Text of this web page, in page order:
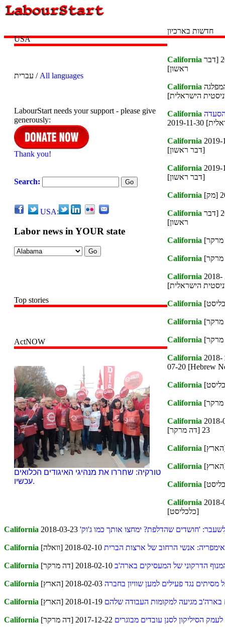
USA
עברית / All languages
LabourStart needs your support - please give
generously:
Thank you!
Search:
USA:
Labor news in YOUR state
Top stories
ActNOW
טורקיה: שחררו את מנהיגי האיגודים הכלואים
עכשיו.
חדשות בארכיון
California 2020-04-19 [דבר
ראשון]
California 17 [המפלגה
הישראלית]
California
California 2019-
[דבר ראשון]
California 2019-
[דבר ראשון]
California
California 2019-10-09 [דבר
ראשון]
California
California
California 2018-
California
California
California
California 2018-
07-20 [Hebrew
California
California
California 2018-
23 [דה מרקר]
California
California
California
California 2018-
[כלכליסט]
California לשעבר: 'חושדים שהדלפת? ימחצו אותך כמו ג'וק'
California אנשי הרחוב של ארצות הברית
California הדרקוני של המעסיקים בארה'ב
California מסיתים נגד פעילים למען שוויון בחברה
California בארה'ב מגיעה למקומות העבודה שלהם
California לעמק הסיליקון לסנן עובדים מבוגרים